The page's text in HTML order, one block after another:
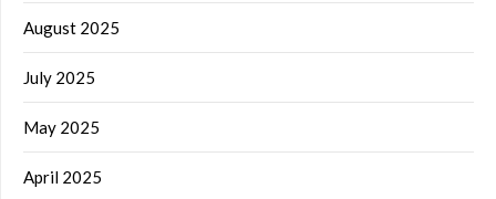
August 2025
July 2025
May 2025
April 2025